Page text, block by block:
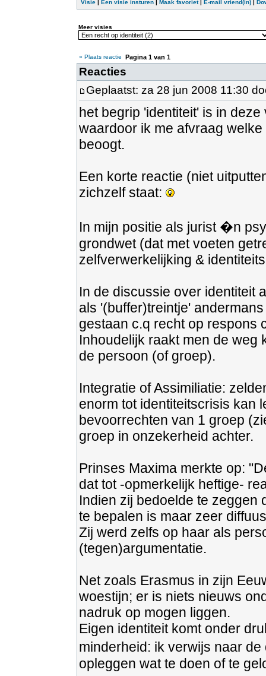
Visie Een visie insturen Maak favoriet| E-mail vriend(in)
Meer visies
» Plaats reactie Pagina 1 van 1
Reacties
Geplaatst: za 28 jun 2008 11:30
het begrip 'identiteit' is in
waardoor ik me afvraag
beoogt.
Een korte reactie (niet
zichzelf staat:
In mijn positie als jurist �n
grondwet (dat met voeten
zelfverwerkelijking &
In de discussie over identiteit
als '(buffer)treintje'
gestaan c.q recht op respons
Inhoudelijk raakt men de weg
de persoon (of groep).
Integratie of Assimiliatie:
enorm tot identiteitscrisis kan
bevoorrechten van 1 groep
groep in onzekerheid achter.
Prinses Maxima merkte op:
dat tot -opmerkelijk heftige-
Indien zij bedoelde te zeggen
te bepalen is maar zeer
Zij werd zelfs op haar als
(tegen)argumentatie.
Net zoals Erasmus in zijn
woestijn; er is niets nieuws
nadruk op mogen liggen.
Eigen identiteit komt onder
minderheid: ik verwijs naar
opleggen wat te doen of te